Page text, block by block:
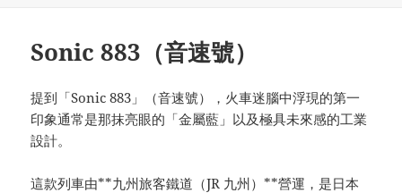
Sonic 883（音速號）
提到「Sonic 883」（音速號），火車迷腦中浮現的第一
印象通常是那抹亮眼的「金屬藍」以及極具未來感的工業
設計。
這款列車由**九州旅客鐵道（JR 九州）**營運，是日本